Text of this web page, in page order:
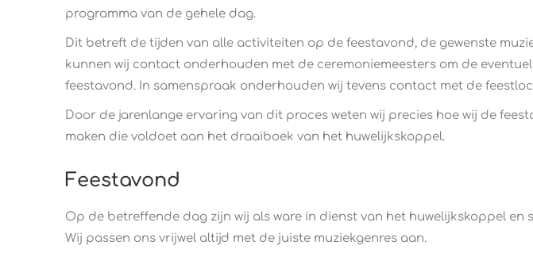
programma van de gehele dag.
Dit betreft de tijden van alle activiteiten op de feestavond, de gewenste
kunnen wij contact onderhouden met de ceremoniemeesters om de
feestavond. In samenspraak onderhouden wij tevens contact met de
Door de jarenlange ervaring van dit proces weten wij precies hoe wij de
maken die voldoet aan het draaiboek van het huwelijkskoppel.
Feestavond
Op de betreffende dag zijn wij als ware in dienst van het huwelijkskoppel en
Wij passen ons vrijwel altijd met de juiste muziekgenres aan.